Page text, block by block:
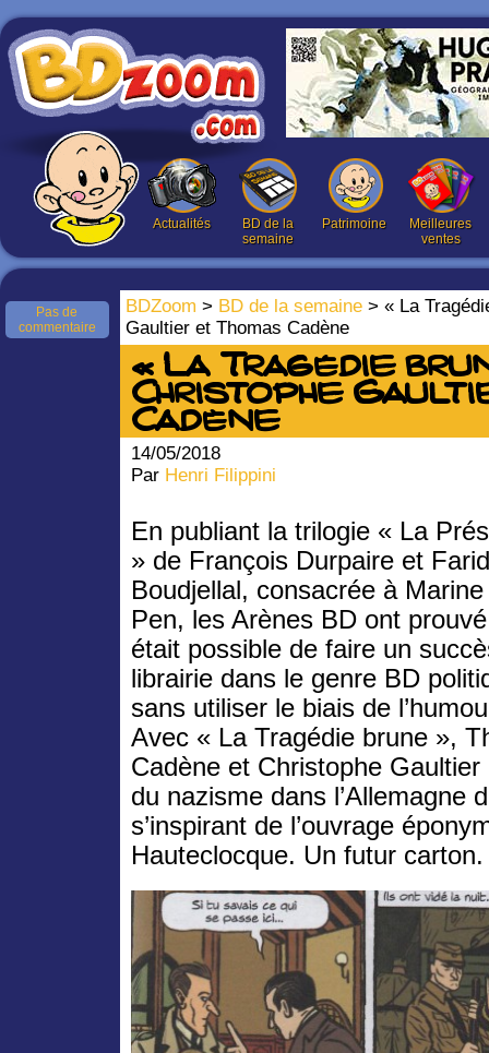
Actualités
BD de la
semaine
Patrimoine
Meilleures
ventes
BDZoom > BD de la semaine > « La
Gaultier et Thomas Cadène
Pas de
commentaire
« La Tragédie
Christophe
Cadène
14/05/2018
Par Henri Filippini
En publiant la trilogie « La
» de François Durpaire et Farid
Boudjellal, consacrée à
Pen, les Arènes BD ont prouvé
était possible de faire un
librairie dans le genre BD
sans utiliser le biais de
Avec « La Tragédie brune »,
Cadène et Christophe
du nazisme dans l’Allemagne
s’inspirant de l’ouvrage
Hauteclocque. Un futur carton.